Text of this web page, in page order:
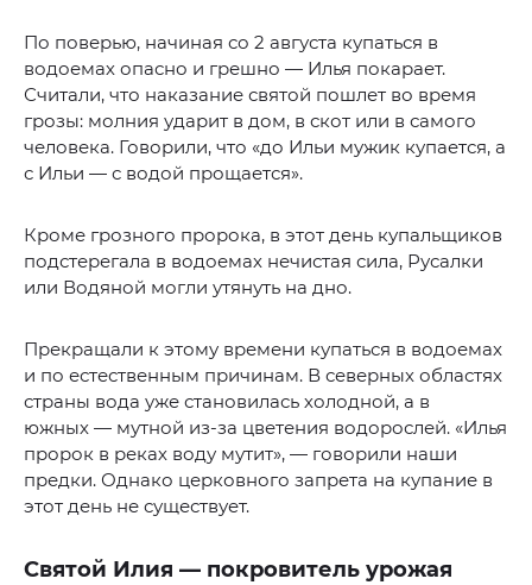
По поверью, начиная со 2 августа купаться в
водоемах опасно и грешно — Илья покарает.
Считали, что наказание святой пошлет во время
грозы: молния ударит в дом, в скот или в самого
человека. Говорили, что «до Ильи мужик купается, а
с Ильи — с водой прощается».
Кроме грозного пророка, в этот день купальщиков
подстерегала в водоемах нечистая сила, Русалки
или Водяной могли утянуть на дно.
Прекращали к этому времени купаться в водоемах
и по естественным причинам. В северных областях
страны вода уже становилась холодной, а в
южных — мутной из-за цветения водорослей. «Илья
пророк в реках воду мутит», — говорили наши
предки. Однако церковного запрета на купание в
этот день не существует.
Святой Илия — покровитель урожая